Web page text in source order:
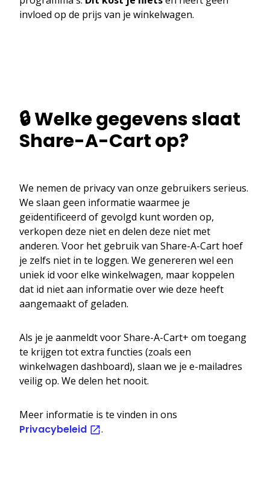
invloed op de prijs van je winkelwagen.
🔒 Welke gegevens slaat
Share-A-Cart op?
We nemen de privacy van onze gebruikers serieus.
We slaan geen informatie waarmee je
geïdentificeerd of gevolgd kunt worden op,
verkopen deze niet en delen deze niet met
anderen. Voor het gebruik van Share-A-Cart hoef
je zelfs niet in te loggen. We genereren wel een
uniek id voor elke winkelwagen, maar koppelen
dat id niet aan informatie over wie deze heeft
aangemaakt of geladen.
Als je je aanmeldt voor Share-A-Cart+ om toegang
te krijgen tot extra functies (zoals een
winkelwagen dashboard), slaan we je e-mailadres
veilig op. We delen het nooit.
Meer informatie is te vinden in ons
Privacybeleid .